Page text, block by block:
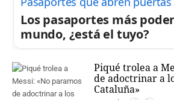
Los pasaportes más
mundo, ¿está el tuyo?
Piqué trolea a
de adoctrinar a
Cataluña»